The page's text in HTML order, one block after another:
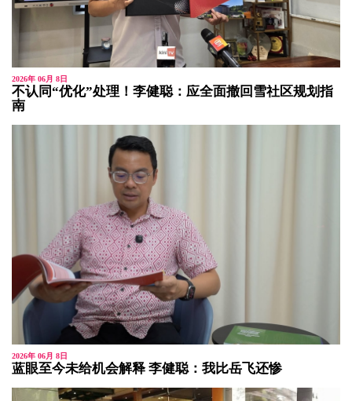
2026年 06月 8日
不认同“优化”处理！李健聪：应全面撤回雪社区规划指
南
2026年 06月 8日
蓝眼至今未给机会解释 李健聪：我比岳飞还惨